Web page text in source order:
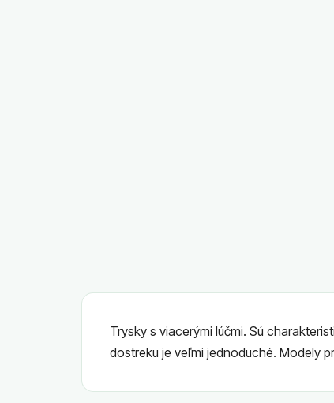
Trysky s viacerými lúčmi. Sú
dostreku je veľmi jednoduché. Modely